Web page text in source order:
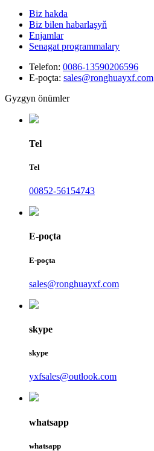
Biz hakda
Biz bilen habarlaşyň
Enjamlar
Senagat programmalary
Telefon: 0086-13590206596
E-poçta: sales@ronghuayxf.com
Gyzgyn önümler
Tel
Tel
00852-56154743
E-poçta
E-poçta
sales@ronghuayxf.com
skype
skype
yxfsales@outlook.com
whatsapp
whatsapp